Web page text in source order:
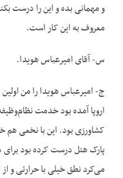
و مهمانی بده و این را درست
معروف به این کار است.
س- آقای امیرعباس هویدا.
اروپا آمده بود خدمت
کشاورزی بود. این با نخعی
پارک هتل درست کرده بود
می‌کرد نطق خیلی با حرارتی و